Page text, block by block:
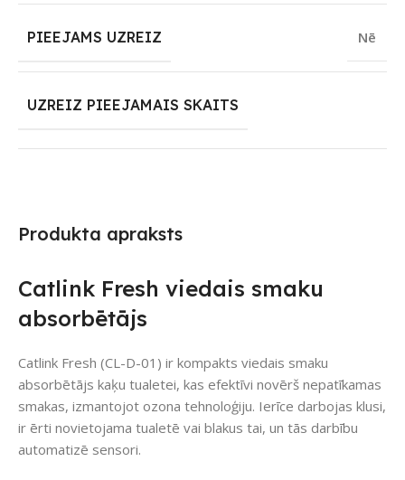
Produkta apraksts
Catlink Fresh viedais smaku
absorbētājs
Catlink Fresh (CL-D-01) ir kompakts viedais smaku
absorbētājs kaķu tualetei, kas efektīvi novērš nepatīkamas
smakas, izmantojot ozona tehnoloģiju. Ierīce darbojas klusi,
ir ērti novietojama tualetē vai blakus tai, un tās darbību
automatizē sensori.
PIEEJAMS UZREIZ Nē
UZREIZ PIEEJAMAIS SKAITS